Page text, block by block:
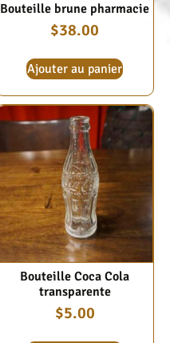
Bouteille brune pharmacie
$38.00
Ajouter au panier
Bouteille Coca Cola
transparente
$5.00